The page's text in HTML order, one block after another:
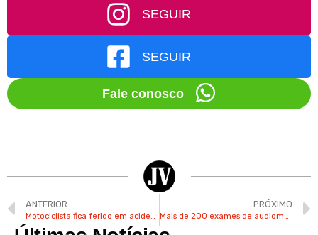
SEGUIR
SEGUIR
Fale conosco
ANTERIOR
Motociclista fica ferido em acidente no Centro de Valinhos
PRÓXIMO
Mais de 200 exames de audiometria são agendados em Valinhos